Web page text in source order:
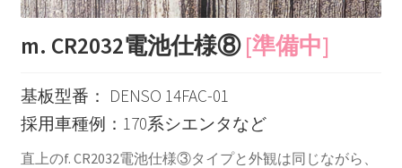
m. CR2032電池仕様⑧[準備中]
基板型番： DENSO 14FAC-01
採用車種例：170系シエンタなど
直上のf. CR2032電池仕様③タイプと外観は同じながら、